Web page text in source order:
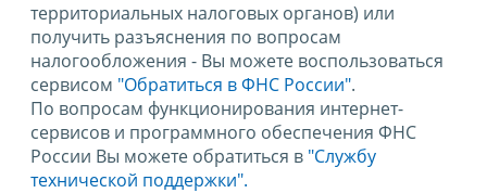
территориальных налоговых органов) или
получить разъяснения по вопросам
налогообложения - Вы можете воспользоваться
сервисом "Обратиться в ФНС России".
По вопросам функционирования интернет-
сервисов и программного обеспечения ФНС
России Вы можете обратиться в "Службу
технической поддержки".